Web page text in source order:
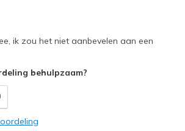
Feels too narrow
ik zou het niet aanbevelen aan een
behulpzaam?